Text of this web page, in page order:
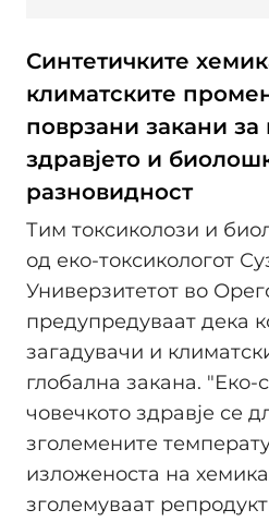
Синтетичките
климатските
поврзани закани за
здравјето и
разновидност
Тим токсиколози и
од еко-токсикологот
Универзитетот во
предупредуваат дека
загадувачи и
глобална закана. "Еко-
човечкото здравје се
зголемените
изложеноста на
зголемуваат